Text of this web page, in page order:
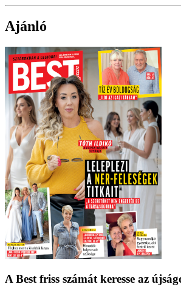
Ajánló
A Best friss számát keresse az